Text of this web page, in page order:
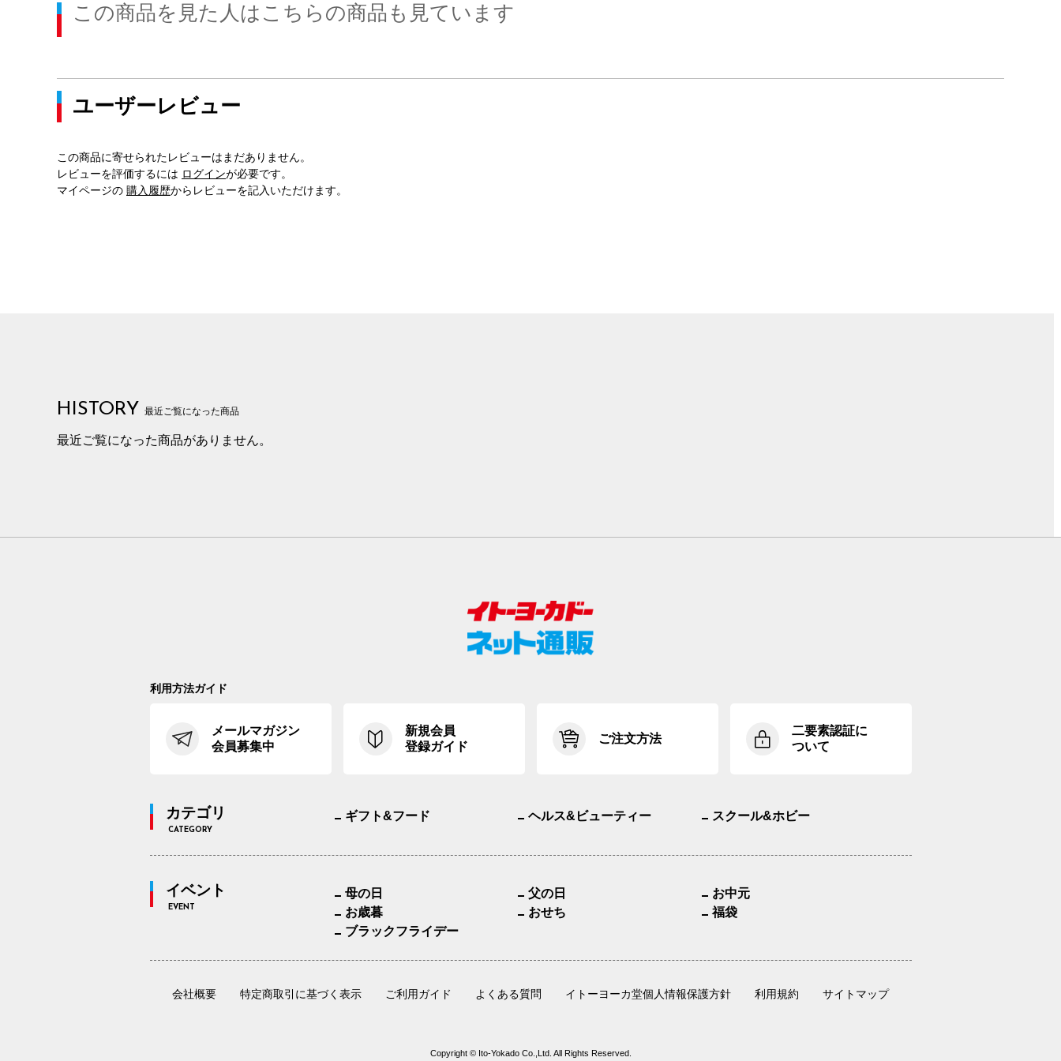
この商品を見た人はこちらの商品も見ています
ユーザーレビュー
この商品に寄せられたレビューはまだありません。
レビューを評価するには ログインが必要です。
マイページの 購入履歴からレビューを記入いただけます。
HISTORY 最近ご覧になった商品
最近ご覧になった商品がありません。
利用方法ガイド
メールマガジン
会員募集中
新規会員
登録ガイド
ご注文方法
二要素認証に
ついて
カテゴリ
CATEGORY
ギフト&フード ヘルス&ビューティー スクール&ホビー
イベント
EVENT
母の日 父の日
お中元
お歳暮
おせち
福袋
ブラックフライデー
会社概要 特定商取引に基づく表示 ご利用ガイド よくある質問 イトーヨーカ堂個人情報保護方針 利用規約 サイトマップ
Copyright © Ito-Yokado Co.,Ltd. All Rights Reserved.